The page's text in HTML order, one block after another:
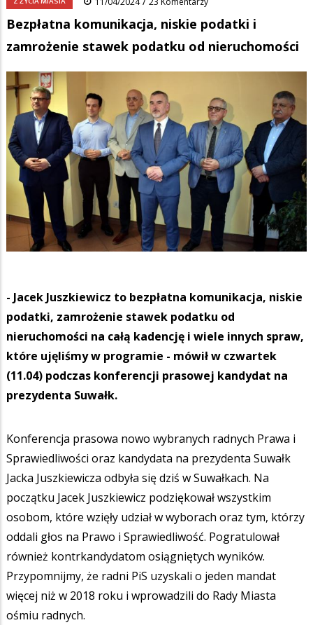
Bezpłatna komunikacja, niskie podatki i
zamrożenie stawek podatku od nieruchomości
- Jacek Juszkiewicz to bezpłatna komunikacja, niskie
podatki, zamrożenie stawek podatku od
nieruchomości na całą kadencję i wiele innych spraw,
które ujęliśmy w programie - mówił w czwartek
(11.04) podczas konferencji prasowej kandydat na
prezydenta Suwałk.
Konferencja prasowa nowo wybranych radnych Prawa i
Sprawiedliwości oraz kandydata na prezydenta Suwałk
Jacka Juszkiewicza odbyła się dziś w Suwałkach. Na
początku Jacek Juszkiewicz podziękował wszystkim
osobom, które wzięły udział w wyborach oraz tym, którzy
oddali głos na Prawo i Sprawiedliwość. Pogratulował
również kontrkandydatom osiągniętych wyników.
Przypomnijmy, że radni PiS uzyskali o jeden mandat
więcej niż w 2018 roku i wprowadzili do Rady Miasta
ośmiu radnych.